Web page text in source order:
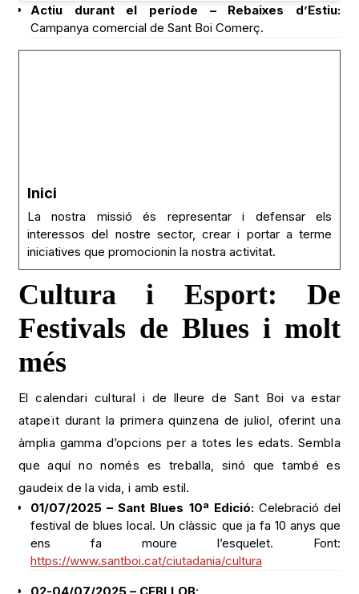
Actiu durant el període – Rebaixes d’Estiu:
Campanya comercial de Sant Boi Comerç.
Inici
La nostra missió és representar i defensar els
interessos del nostre sector, crear i portar a terme
iniciatives que promocionin la nostra activitat.
Cultura i Esport: De
Festivals de Blues i molt
més
El calendari cultural i de lleure de Sant Boi va estar
atapeït durant la primera quinzena de juliol, oferint una
àmplia gamma d’opcions per a totes les edats. Sembla
que aquí no només es treballa, sinó que també es
gaudeix de la vida, i amb estil.
01/07/2025 – Sant Blues 10ª Edició:Celebració del
festival de blues local. Un clàssic que ja fa 10 anys que
ens fa moure l’esquelet. Font:
https://www.santboi.cat/ciutadania/cultura